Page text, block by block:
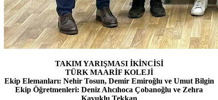
TAKIM YARIŞMASI İKİNCİSİ
TÜRK MAARİF KOLEJİ
Ekip Elemanları: Nehir Tosun, Demir Emiroğlu ve Umut Bilgin
Ekip Öğretmenleri: Deniz Ahcıhoca Çobanoğlu ve Zehra
Kavuklu Tekkan